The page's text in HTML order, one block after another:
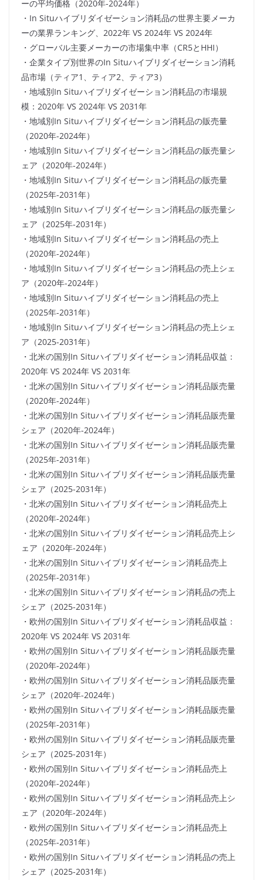
ーの平均価格（2020年-2024年）
・In Situハイブリダイゼーション消耗品の世界主要メーカ
ーの業界ランキング、2022年 VS 2024年 VS 2024年
・グローバル主要メーカーの市場集中率（CR5とHHI）
・企業タイプ別世界のIn Situハイブリダイゼーション消耗
品市場（ティア1、ティア2、ティア3）
・地域別In Situハイブリダイゼーション消耗品の市場規
模：2020年 VS 2024年 VS 2031年
・地域別In Situハイブリダイゼーション消耗品の販売量
（2020年-2024年）
・地域別In Situハイブリダイゼーション消耗品の販売量シ
ェア（2020年-2024年）
・地域別In Situハイブリダイゼーション消耗品の販売量
（2025年-2031年）
・地域別In Situハイブリダイゼーション消耗品の販売量シ
ェア（2025年-2031年）
・地域別In Situハイブリダイゼーション消耗品の売上
（2020年-2024年）
・地域別In Situハイブリダイゼーション消耗品の売上シェ
ア（2020年-2024年）
・地域別In Situハイブリダイゼーション消耗品の売上
（2025年-2031年）
・地域別In Situハイブリダイゼーション消耗品の売上シェ
ア（2025-2031年）
・北米の国別In Situハイブリダイゼーション消耗品収益：
2020年 VS 2024年 VS 2031年
・北米の国別In Situハイブリダイゼーション消耗品販売量
（2020年-2024年）
・北米の国別In Situハイブリダイゼーション消耗品販売量
シェア（2020年-2024年）
・北米の国別In Situハイブリダイゼーション消耗品販売量
（2025年-2031年）
・北米の国別In Situハイブリダイゼーション消耗品販売量
シェア（2025-2031年）
・北米の国別In Situハイブリダイゼーション消耗品売上
（2020年-2024年）
・北米の国別In Situハイブリダイゼーション消耗品売上シ
ェア（2020年-2024年）
・北米の国別In Situハイブリダイゼーション消耗品売上
（2025年-2031年）
・北米の国別In Situハイブリダイゼーション消耗品の売上
シェア（2025-2031年）
・欧州の国別In Situハイブリダイゼーション消耗品収益：
2020年 VS 2024年 VS 2031年
・欧州の国別In Situハイブリダイゼーション消耗品販売量
（2020年-2024年）
・欧州の国別In Situハイブリダイゼーション消耗品販売量
シェア（2020年-2024年）
・欧州の国別In Situハイブリダイゼーション消耗品販売量
（2025年-2031年）
・欧州の国別In Situハイブリダイゼーション消耗品販売量
シェア（2025-2031年）
・欧州の国別In Situハイブリダイゼーション消耗品売上
（2020年-2024年）
・欧州の国別In Situハイブリダイゼーション消耗品売上シ
ェア（2020年-2024年）
・欧州の国別In Situハイブリダイゼーション消耗品売上
（2025年-2031年）
・欧州の国別In Situハイブリダイゼーション消耗品の売上
シェア（2025-2031年）